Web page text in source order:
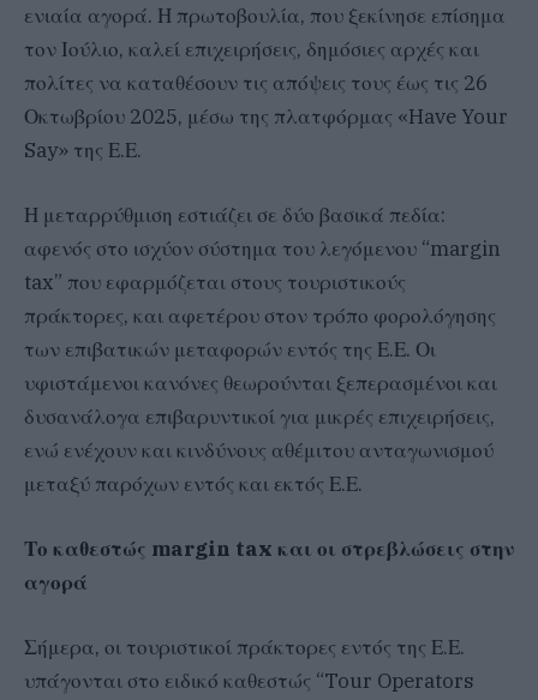
ενιαία αγορά. Η πρωτοβουλία, που ξεκίνησε επίσημα
τον Ιούλιο, καλεί επιχειρήσεις, δημόσιες αρχές και
πολίτες να καταθέσουν τις απόψεις τους έως τις 26
Οκτωβρίου 2025, μέσω της πλατφόρμας «Have Your
Say» της Ε.Ε.
Η μεταρρύθμιση εστιάζει σε δύο βασικά πεδία:
αφενός στο ισχύον σύστημα του λεγόμενου “margin
tax” που εφαρμόζεται στους τουριστικούς
πράκτορες, και αφετέρου στον τρόπο φορολόγησης
των επιβατικών μεταφορών εντός της Ε.Ε. Οι
υφιστάμενοι κανόνες θεωρούνται ξεπερασμένοι και
δυσανάλογα επιβαρυντικοί για μικρές επιχειρήσεις,
ενώ ενέχουν και κινδύνους αθέμιτου ανταγωνισμού
μεταξύ παρόχων εντός και εκτός Ε.Ε.
Το καθεστώς margin tax και οι στρεβλώσεις στην
αγορά
Σήμερα, οι τουριστικοί πράκτορες εντός της Ε.Ε.
υπάγονται στο ειδικό καθεστώς “Tour Operators